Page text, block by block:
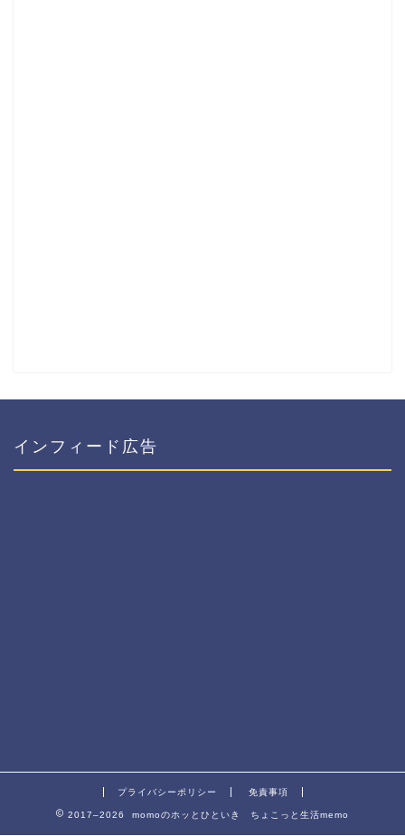
インフィード広告
プライバシーポリシー 免責事項
2017–2026 momoのホッとひといき ちょこっと生活memo